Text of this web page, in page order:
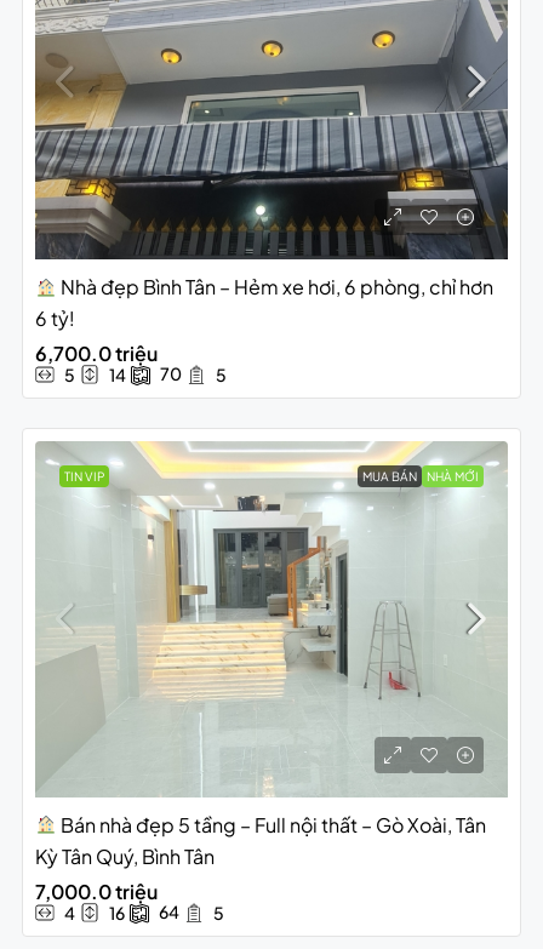
Nhà đẹp Bình Tân – Hẻm xe hơi, 6 phòng, chỉ hơn
6 tỷ!
6,700.0 triệu
5 14 70 5
TIN VIP MUA BÁN NHÀ MỚI
Bán nhà đẹp 5 tầng – Full nội thất – Gò Xoài, Tân
Kỳ Tân Quý, Bình Tân
7,000.0 triệu
4 16 64 5